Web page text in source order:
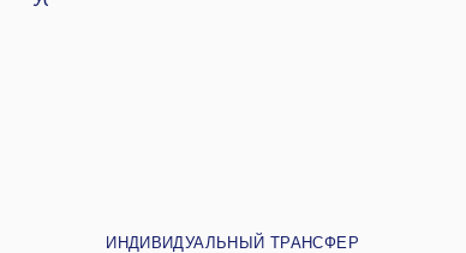
ИНДИВИДУАЛЬНЫЙ ТРАНСФЕР